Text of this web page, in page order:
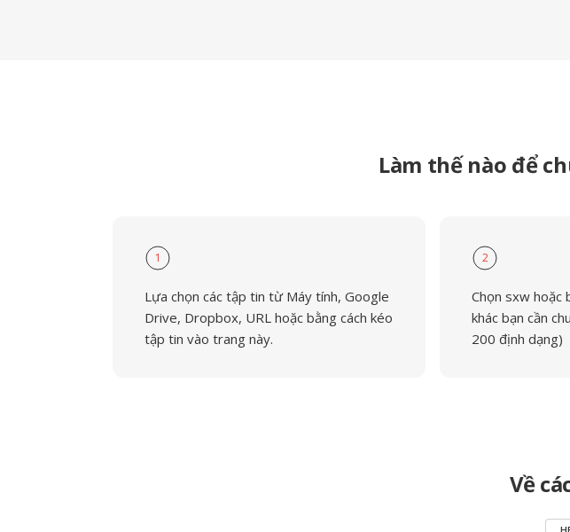
Làm thế nào để
1
Lựa chọn các tập tin từ Máy tính, Google
Drive, Dropbox, URL hoặc bằng cách kéo
tập tin vào trang này.
2
Chọn sxw hoặc
khác bạn cần
200 định dạng)
Về